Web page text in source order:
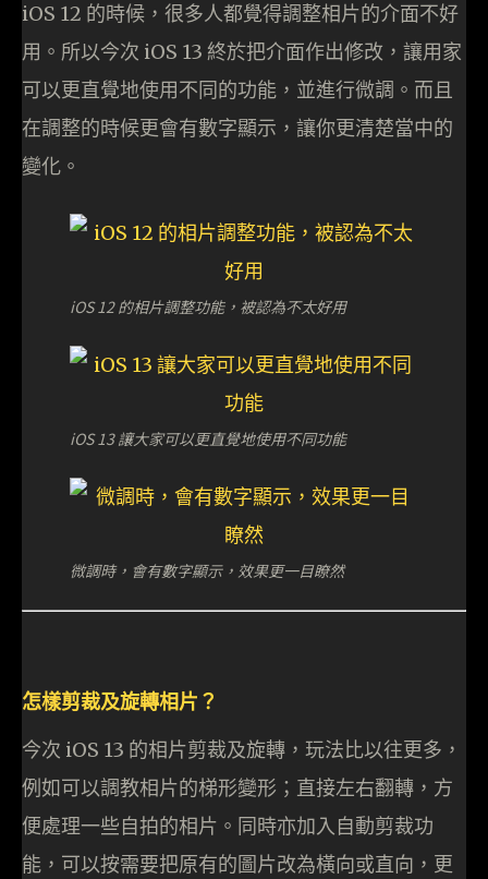
iOS 12 的時候，很多人都覺得調整相片的介面不好
用。所以今次 iOS 13 終於把介面作出修改，讓用家
可以更直覺地使用不同的功能，並進行微調。而且
在調整的時候更會有數字顯示，讓你更清楚當中的
變化。
iOS 12 的相片調整功能，被認為不太好用
iOS 13 讓大家可以更直覺地使用不同功能
微調時，會有數字顯示，效果更一目瞭然
怎樣剪裁及旋轉相片？
今次 iOS 13 的相片剪裁及旋轉，玩法比以往更多，
例如可以調教相片的梯形變形；直接左右翻轉，方
便處理一些自拍的相片。同時亦加入自動剪裁功
能，可以按需要把原有的圖片改為橫向或直向，更